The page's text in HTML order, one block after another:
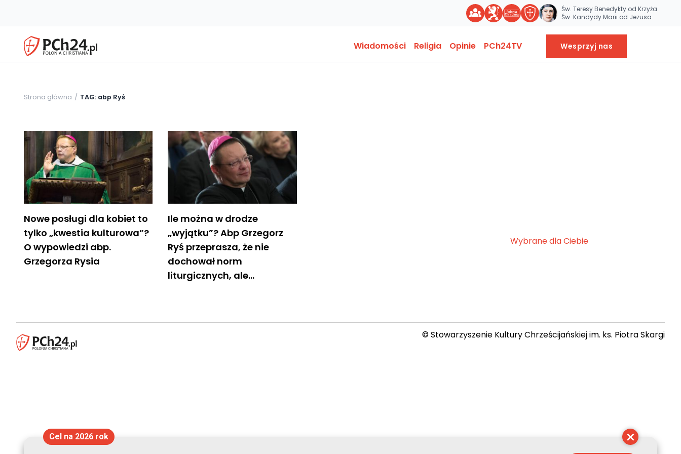
Św. Teresy Benedykty od Krzyża
Św. Kandydy Marii od Jezusa
Wiadomości Religia Opinie PCh24TV Wesprzyj nas
Strona główna TAG: abp Ryś
Nowe posługi dla kobiet to
tylko „kwestia kulturowa”?
O wypowiedzi abp.
Grzegorza Rysia
Ile można w drodze
„wyjątku”? Abp Grzegorz
Ryś przeprasza, że nie
dochował norm
liturgicznych, ale…
Wybrane dla Ciebie
© Stowarzyszenie Kultury Chrześcijańskiej im. ks. Piotra Skargi
×
Cel na 2026 rok